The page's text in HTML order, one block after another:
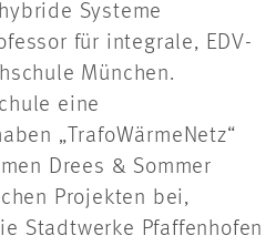
Systeme
für integrale, EDV-
München.
eine
„TrafoWärmeNetz“
Drees & Sommer
Projekten bei,
Stadtwerke Pfaffenhofen